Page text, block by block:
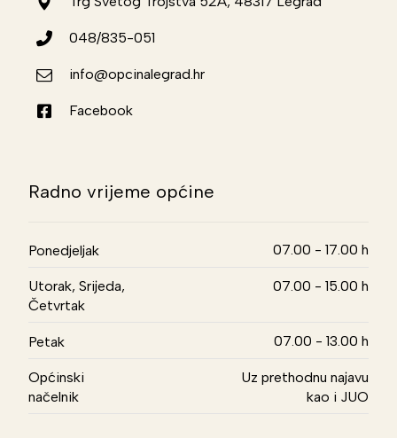
048/835-051
info@opcinalegrad.hr
Facebook
Radno vrijeme općine
Ponedjeljak 07.00 - 17.00 h
Utorak, Srijeda,
Četvrtak
07.00 - 15.00 h
Petak 07.00 - 13.00 h
Općinski
načelnik
Uz prethodnu najavu
kao i JUO